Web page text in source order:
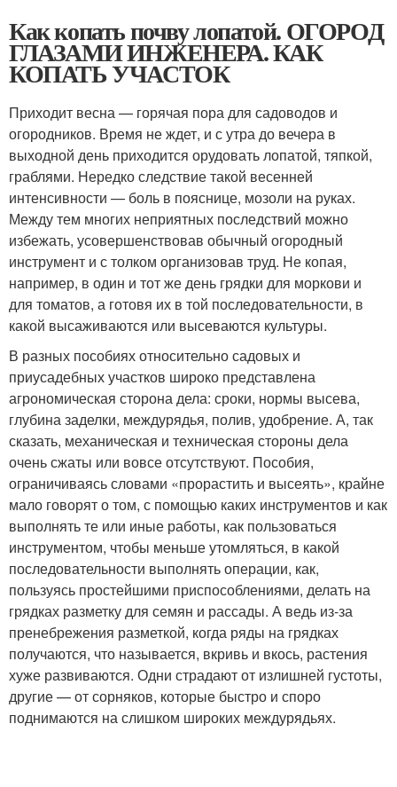
Как копать почву лопатой. ОГОРОД
ГЛАЗАМИ ИНЖЕНЕРА. КАК
КОПАТЬ УЧАСТОК
Приходит весна — горячая пора для садоводов и
огородников. Время не ждет, и с утра до вечера в
выходной день приходится орудовать лопатой, тяпкой,
граблями. Нередко следствие такой весенней
интенсивности — боль в пояснице, мозоли на руках.
Между тем многих неприятных последствий можно
избежать, усовершенствовав обычный огородный
инструмент и с толком организовав труд. Не копая,
например, в один и тот же день грядки для моркови и
для томатов, а готовя их в той последовательности, в
какой высаживаются или высеваются культуры.
В разных пособиях относительно садовых и
приусадебных участков широко представлена
агрономическая сторона дела: сроки, нормы высева,
глубина заделки, междурядья, полив, удобрение. А, так
сказать, механическая и техническая стороны дела
очень сжаты или вовсе отсутствуют. Пособия,
ограничиваясь словами «прорастить и высеять», крайне
мало говорят о том, с помощью каких инструментов и как
выполнять те или иные работы, как пользоваться
инструментом, чтобы меньше утомляться, в какой
последовательности выполнять операции, как,
пользуясь простейшими приспособлениями, делать на
грядках разметку для семян и рассады. А ведь из-за
пренебрежения разметкой, когда ряды на грядках
получаются, что называется, вкривь и вкось, растения
хуже развиваются. Одни страдают от излишней густоты,
другие — от сорняков, которые быстро и споро
поднимаются на слишком широких междурядьях.